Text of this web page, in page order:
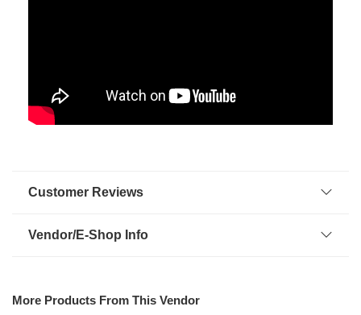
Customer Reviews
Vendor/E-Shop Info
More Products From This Vendor